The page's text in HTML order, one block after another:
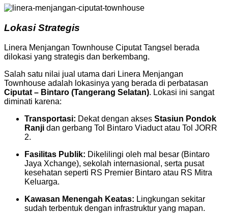
Lokasi Strategis
Linera Menjangan Townhouse Ciputat Tangsel berada
dilokasi yang strategis dan berkembang.
Salah satu nilai jual utama dari Linera Menjangan
Townhouse adalah lokasinya yang berada di perbatasan
Ciputat – Bintaro (Tangerang Selatan). Lokasi ini sangat
diminati karena:
Transportasi: Dekat dengan akses Stasiun Pondok
Ranji dan gerbang Tol Bintaro Viaduct atau Tol JORR
2.
Fasilitas Publik: Dikelilingi oleh mal besar (Bintaro
Jaya Xchange), sekolah internasional, serta pusat
kesehatan seperti RS Premier Bintaro atau RS Mitra
Keluarga.
Kawasan Menengah Keatas: Lingkungan sekitar
sudah terbentuk dengan infrastruktur yang mapan.